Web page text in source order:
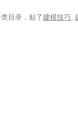
目录，贴了建模技巧